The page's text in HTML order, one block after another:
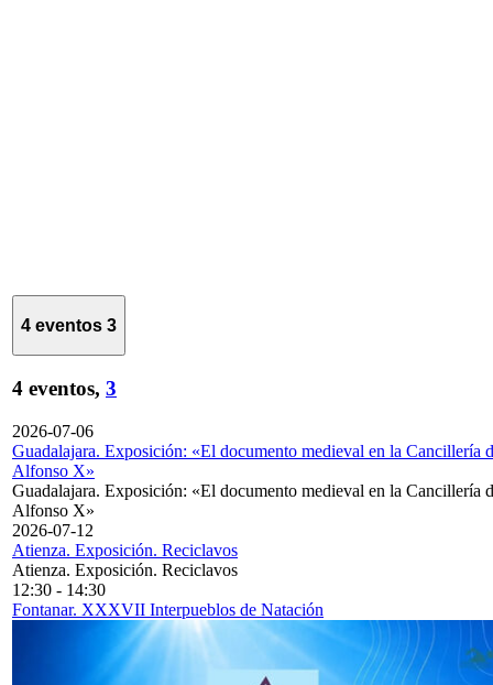
4 eventos 3
4 eventos, 3
2026-07-06
Guadalajara. Exposición: «El documento medieval en la Cancillería
Alfonso X»
Guadalajara. Exposición: «El documento medieval en la Cancillería
Alfonso X»
2026-07-12
Atienza. Exposición. Reciclavos
Atienza. Exposición. Reciclavos
12:30 - 14:30
Fontanar. XXXVII Interpueblos de Natación